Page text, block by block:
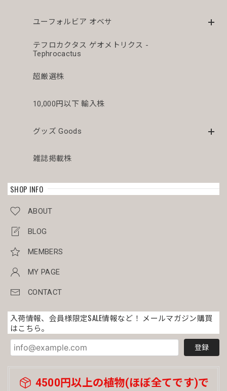
ユーフォルビア オベサ
テフロカクタス ゲオメトリクス -
Tephrocactus
超厳選株
10,000円以下 輸入株
グッズ Goods
雑誌掲載株
SHOP INFO
ABOUT
BLOG
MEMBERS
MY PAGE
CONTACT
入荷情報、会員様限定SALE情報など！ メールマガジン購買
はこちら。
登録
4500円以上の植物(ほぼ全てです)で